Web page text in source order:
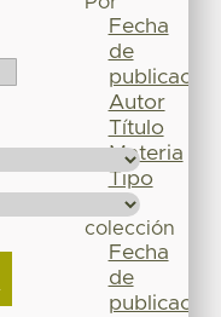
Fecha
de
publicación
Autor
Título
Materia
Tipo
colección
Fecha
de
publicación